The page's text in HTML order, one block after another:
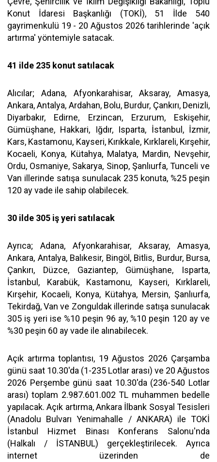
Konut İdaresi Başkanlığı (TOKİ), 51 İlde 540
gayrimenkulü 19 - 20 Ağustos 2026 tarihlerinde 'açık
artırma' yöntemiyle satacak.
41 ilde 235 konut satılacak
Alıcılar; Adana, Afyonkarahisar, Aksaray, Amasya,
Ankara, Antalya, Ardahan, Bolu, Burdur, Çankırı, Denizli,
Diyarbakır, Edirne, Erzincan, Erzurum, Eskişehir,
Gümüşhane, Hakkari, Iğdır, Isparta, İstanbul, İzmir,
Kars, Kastamonu, Kayseri, Kırıkkale, Kırklareli, Kırşehir,
Kocaeli, Konya, Kütahya, Malatya, Mardin, Nevşehir,
Ordu, Osmaniye, Sakarya, Sinop, Şanlıurfa, Tunceli ve
Van illerinde satışa sunulacak 235 konuta, %25 peşin
120 ay vade ile sahip olabilecek.
30 ilde 305 iş yeri satılacak
Ayrıca; Adana, Afyonkarahisar, Aksaray, Amasya,
Ankara, Antalya, Balıkesir, Bingöl, Bitlis, Burdur, Bursa,
Çankırı, Düzce, Gaziantep, Gümüşhane, Isparta,
İstanbul, Karabük, Kastamonu, Kayseri, Kırklareli,
Kırşehir, Kocaeli, Konya, Kütahya, Mersin, Şanlıurfa,
Tekirdağ, Van ve Zonguldak illerinde satışa sunulacak
305 iş yeri ise %10 peşin 96 ay, %10 peşin 120 ay ve
%30 peşin 60 ay vade ile alınabilecek.
Açık artırma toplantısı, 19 Ağustos 2026 Çarşamba
günü saat 10.30'da (1-235 Lotlar arası) ve 20 Ağustos
2026 Perşembe günü saat 10.30'da (236-540 Lotlar
arası) toplam 2.987.601.002 TL muhammen bedelle
yapılacak. Açık artırma, Ankara İlbank Sosyal Tesisleri
(Anadolu Bulvarı Yenimahalle / ANKARA) ile TOKİ
İstanbul Hizmet Binası Konferans Salonu'nda
(Halkalı / İSTANBUL) gerçekleştirilecek. Ayrıca
internet üzerinden de